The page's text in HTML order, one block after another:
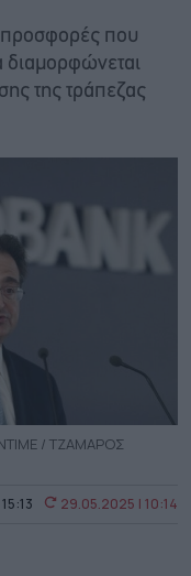
προσφορές που
διαμορφώνεται
της τράπεζας
/ ΤΖΑΜΑΡΟΣ
29.05.2025 | 10:14